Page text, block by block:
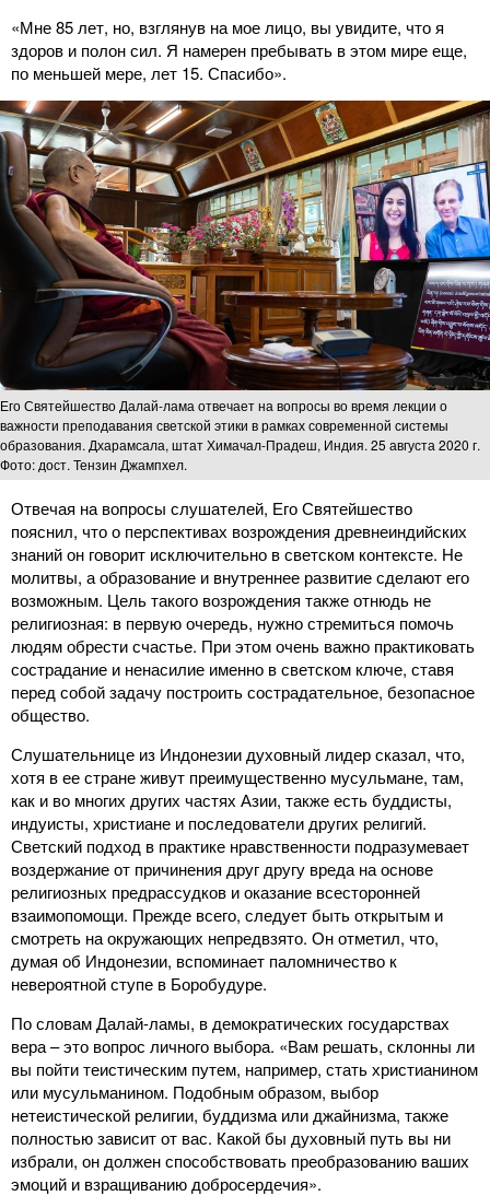
«Мне 85 лет, но, взглянув на мое лицо, вы увидите, что я
здоров и полон сил. Я намерен пребывать в этом мире еще,
по меньшей мере, лет 15. Спасибо».
Его Святейшество Далай-лама отвечает на вопросы во время лекции о
важности преподавания светской этики в рамках современной системы
образования. Дхарамсала, штат Химачал-Прадеш, Индия. 25 августа 2020 г.
Фото: дост. Тензин Джампхел.
Отвечая на вопросы слушателей, Его Святейшество
пояснил, что о перспективах возрождения древнеиндийских
знаний он говорит исключительно в светском контексте. Не
молитвы, а образование и внутреннее развитие сделают его
возможным. Цель такого возрождения также отнюдь не
религиозная: в первую очередь, нужно стремиться помочь
людям обрести счастье. При этом очень важно практиковать
сострадание и ненасилие именно в светском ключе, ставя
перед собой задачу построить сострадательное, безопасное
общество.
Слушательнице из Индонезии духовный лидер сказал, что,
хотя в ее стране живут преимущественно мусульмане, там,
как и во многих других частях Азии, также есть буддисты,
индуисты, христиане и последователи других религий.
Светский подход в практике нравственности подразумевает
воздержание от причинения друг другу вреда на основе
религиозных предрассудков и оказание всесторонней
взаимопомощи. Прежде всего, следует быть открытым и
смотреть на окружающих непредвзято. Он отметил, что,
думая об Индонезии, вспоминает паломничество к
невероятной ступе в Боробудуре.
По словам Далай-ламы, в демократических государствах
вера – это вопрос личного выбора. «Вам решать, склонны ли
вы пойти теистическим путем, например, стать христианином
или мусульманином. Подобным образом, выбор
нетеистической религии, буддизма или джайнизма, также
полностью зависит от вас. Какой бы духовный путь вы ни
избрали, он должен способствовать преобразованию ваших
эмоций и взращиванию добросердечия».